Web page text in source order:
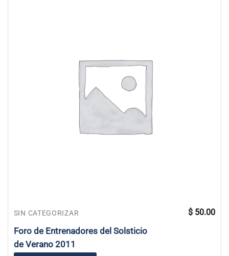
SIN CATEGORIZAR
Foro de Entrenadores del Solsticio
de Verano 2011
$ 50.00